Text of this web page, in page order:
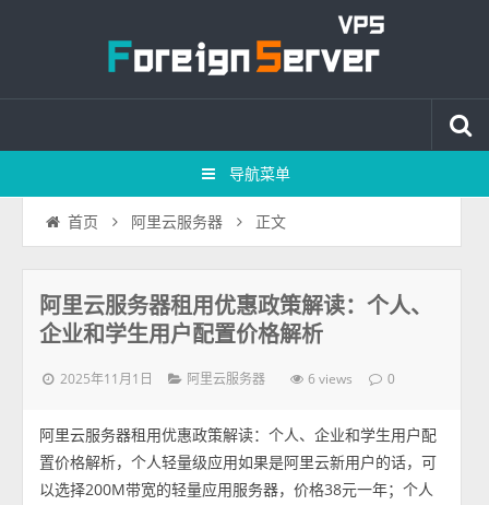
导航菜单
首页 阿里云服务器 正文
阿里云服务器租用优惠政策解读：个人、
企业和学生用户配置价格解析
2025年11月1日 阿里云服务器 6 views 0
阿里云服务器租用优惠政策解读：个人、企业和学生用户配
置价格解析，个人轻量级应用如果是阿里云新用户的话，可
以选择200M带宽的轻量应用服务器，价格38元一年；个人